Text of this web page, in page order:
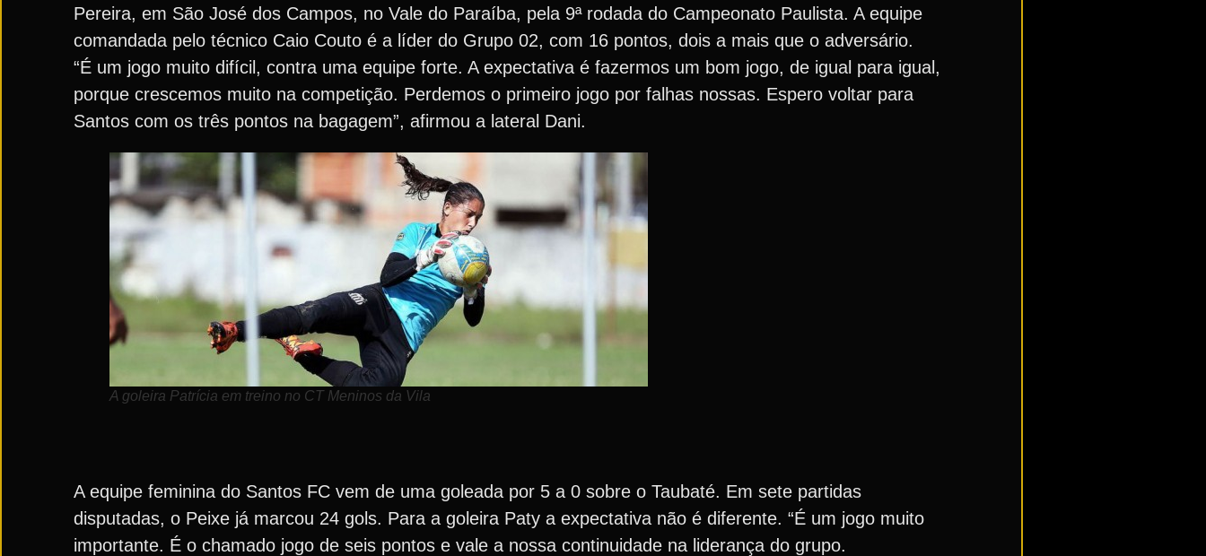
Pereira, em São José dos Campos, no Vale do Paraíba, pela 9ª rodada do Campeonato Paulista. A equipe
comandada pelo técnico Caio Couto é a líder do Grupo 02, com 16 pontos, dois a mais que o adversário.
“É um jogo muito difícil, contra uma equipe forte. A expectativa é fazermos um bom jogo, de igual para igual,
porque crescemos muito na competição. Perdemos o primeiro jogo por falhas nossas. Espero voltar para
Santos com os três pontos na bagagem”, afirmou a lateral Dani.
A goleira Patrícia em treino no CT Meninos da Vila
A equipe feminina do Santos FC vem de uma goleada por 5 a 0 sobre o Taubaté. Em sete partidas
disputadas, o Peixe já marcou 24 gols. Para a goleira Paty a expectativa não é diferente. “É um jogo muito
importante. É o chamado jogo de seis pontos e vale a nossa continuidade na liderança do grupo.